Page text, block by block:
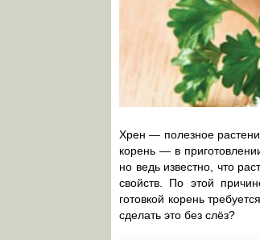
Хрен — полезное
корень — в
но ведь известно, что
свойств. По этой
готовкой корень
сделать это без слёз?